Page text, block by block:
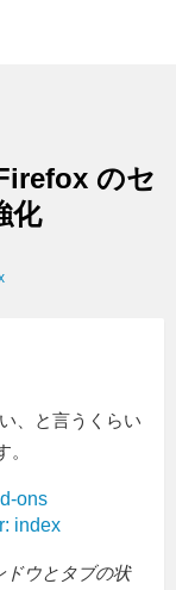
のセ
化
、と言うくらい
ons
index
ドウとタブの状